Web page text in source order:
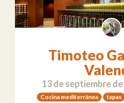
Timoteo
13 de septiembre
Cocina mediterránea tapas